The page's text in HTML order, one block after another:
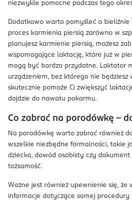
niezwykle pomocne podczas tego
Dodatkowo warto pomyśleć o
proces karmienia piersią zarówno w
planujesz karmienie piersią, możesz
wspomagające laktację, które już w
mogą być bardzo przydatne. Laktator
urządzeniem, bez którego nie będziesz
skutecznie pomoże Ci zwiększyć
dojdzie do nawału pokarmu.
Co zabrać na porodówkę –
Na porodówkę warto zabrać również
wszelkie niezbędne formalności, takie
dziecka, dowód osobisty czy
tożsamość.
Ważne jest również upewnienie się, że
informacje dotyczące samej procedury